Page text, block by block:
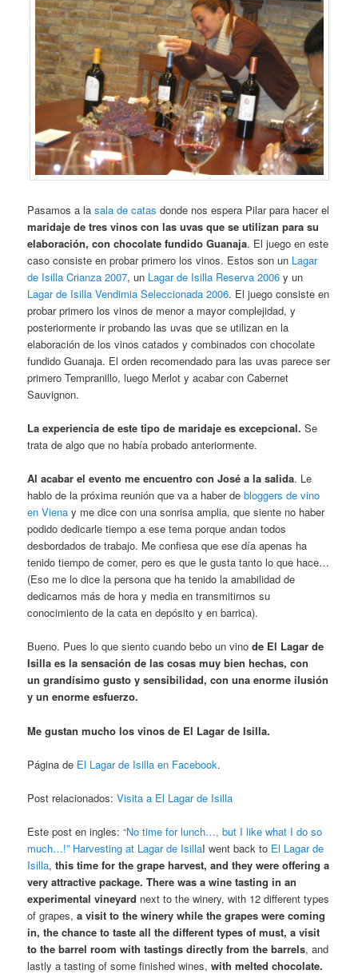
Pasamos a la sala de catasdonde nos espera Pilar para hacer el
maridaje de tres vinos con las uvas que se utilizan para su
elaboración, con chocolate fundido Guanaja. El juego en este
caso consiste en probar primero los vinos. Estos son un Lagar
de Isilla Crianza 2007, un Lagar de Isilla Reserva 2006 y un
Lagar de Isilla Vendimia Seleccionada 2006. El juego consiste en
probar primero los vinos de menor a mayor complejidad, y
posteriormente ir probando las uvas que se utilizan en la
elaboración de los vinos catados y combinados con chocolate
fundido Guanaja. El orden recomendado para las uvas parece ser
primero Tempranillo, luego Merlot y acabar con Cabernet
Sauvignon.
La experiencia de este tipo de maridaje es excepcional. Se
trata de algo que no había probado anteriormente.
Al acabar el evento me encuentro con José a la salida. Le
hablo de la próxima reunión que va a haber debloggers de vino
en Viena y me dice con una sonrisa amplia, que siente no haber
podido dedicarle tiempo a ese tema porque andan todos
desbordados de trabajo. Me confiesa que ese día apenas ha
tenido tiempo de comer, pero es que le gusta tanto lo que hace…
(Eso me lo dice la persona que ha tenido la amabilidad de
dedicarnos más de hora y media en transmitirnos su
conocimiento de la cata en depósito y en barrica).
Bueno. Pues lo que siento cuando bebo un vino de El Lagar de
Isilla es la sensación de las cosas muy bien hechas, con
un grandísimo gusto y sensibilidad, con una enorme ilusión
y un enorme esfuerzo.
Me gustan mucho los vinos de El Lagar de Isilla.
Página de El Lagar de Isilla en Facebook.
Post relacionados:Visita a El Lagar de Isilla
Este post en ingles:“No time for lunch…, but I like what I do so
much…!” Harvesting at Lagar de IsillaI went back to El Lagar de
Isilla, this time for the grape harvest, and they were offering a
very attractive package. There was a wine tasting in an
experimental vineyard next to the winery, with 12 different types
of grapes,a visit to the winery while the grapes were coming
in, the chance to taste all the different types of must, a visit
to the barrel room with tastings directly from the barrels, and
lastly a tasting of some finished wines,with melted chocolate.